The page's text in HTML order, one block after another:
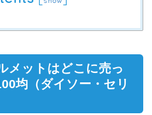
メットはどこに売っ
均（ダイソー・セリ